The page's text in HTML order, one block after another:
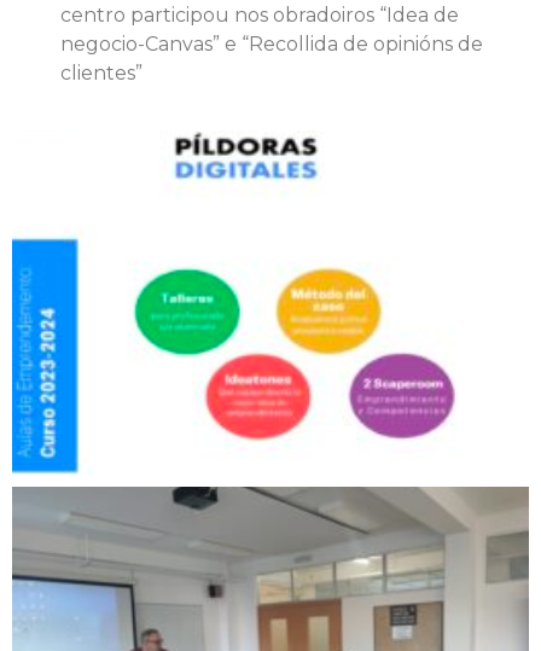
centro participou nos obradoiros “Idea de
negocio-Canvas” e “Recollida de opinións de
clientes”